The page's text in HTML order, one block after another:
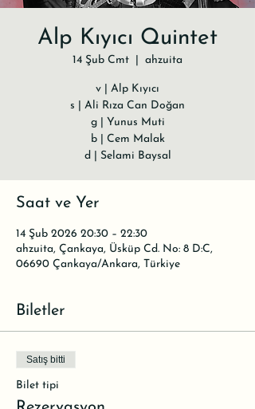
Alp Kıyıcı Quintet
14 Şub Cmt ahzuita
v | Alp Kıyıcı
s | Ali Rıza Can Doğan
g | Yunus Muti
b | Cem Malak
d | Selami Baysal
Saat ve Yer
14 Şub 2026 20:30 – 22:30
ahzuita, Çankaya, Üsküp Cd. No: 8 D:C,
06690 Çankaya/Ankara, Türkiye
Biletler
Satış bitti
Bilet tipi